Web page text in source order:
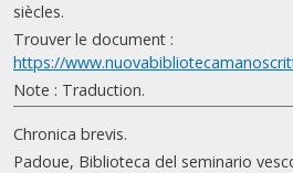
siècles.
Trouver le document :
https://
Note : Traduction.
Chronica brevis.
Padoue, Biblioteca del seminario